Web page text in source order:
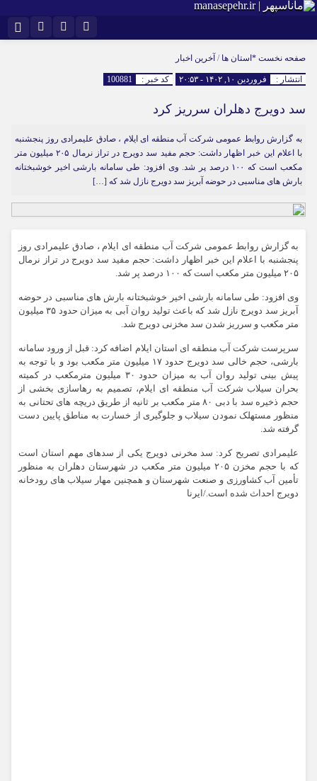
اینستاگرام
سروش ایتا
آپارات رمز عبور
مرا به خاطر بسپار
صفحه نخست *استان ها / آخرین اخبار
انتشار : فروردین ۱۰, ۱۴۰۲ - ۲۰:۵۳ کد خبر : 100881
سد دویرج دهلران سرریز کرد
به گزارش روابط عمومی شرکت آب منطقه ای ایلام ، صادق علیمرادی روز پنجشنبه
با اعلام این خبر اظهار داشت: حجم مفید سد دویرج در تراز نرمال ۲۰۵ میلیون متر
مکعب است که ۱۰۰ درصد پر شد. وی افزود: طی سامانه بارشی اخیر خوشبختانه
بارش های مناسبی در حوضه آبریز سد دویرج نازل شد که […]
به گزارش روابط عمومی شرکت آب منطقه ای ایلام ، صادق علیمرادی روز
پنجشنبه با اعلام این خبر اظهار داشت: حجم مفید سد دویرج در تراز نرمال
۲۰۵ میلیون متر مکعب است که ۱۰۰ درصد پر شد.
وی افزود: طی سامانه بارشی اخیر خوشبختانه بارش های مناسبی در حوضه
آبریز سد دویرج نازل شد که باعث تولید روان آبی به میزان حدود ۳۵ میلیون
متر مکعب و سرریز شدن سد مخزنی دویرج شد.
سرپرست شرکت آب منطقه ای استان ایلام اضافه کرد: قبل از ورود سامانه
بارشی، حجم خالی سد دویرج حدود ۱۷ میلیون متر مکعب بود و با توجه به
پیش بینی تولید روان آب به میزان حدود ۳۰ میلیون مترمکعب در کمیته
بحران سیلاب شرکت آب منطقه ای ایلام، تصمیم به رهاسازی بخشی از
حجم ذخیره سد با دبی ۸۰ متر مکعب بر ثانیه از طریق دریچه های تحتانی به
منظور مستهلک نمودن سیلاب و جلوگیری از خسارت به مناطق پایین دست
گرفته شد.
علیمرادی تصریح کرد: سد مخرنی دویرج یکی از سدهای مهم استان است
که با حجم مخزن ۲۰۵ میلیون متر مکعب در شهرستان دهلران به منظور
تأمین آب کشاورزی و صنعت شهرستان و همچنین مهار سیلاب های رودخانه
دویرج احداث شده است./ایرنا